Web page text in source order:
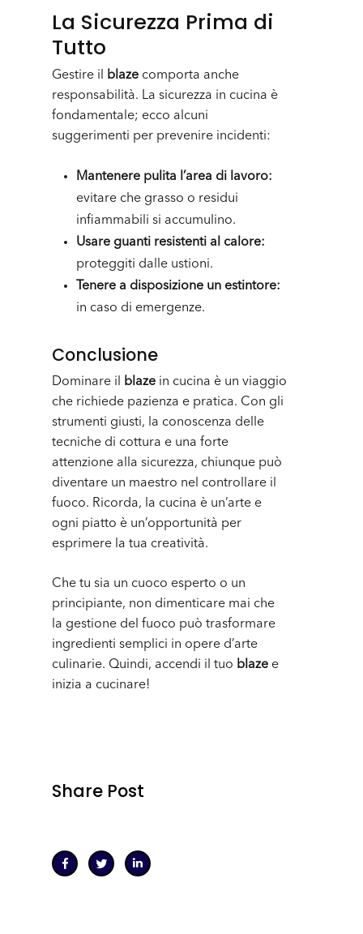
La Sicurezza Prima di
Tutto
Gestire il blaze comporta anche
responsabilità. La sicurezza in cucina è
fondamentale; ecco alcuni
suggerimenti per prevenire incidenti:
Mantenere pulita l’area di lavoro:
evitare che grasso o residui
infiammabili si accumulino.
Usare guanti resistenti al calore:
proteggiti dalle ustioni.
Tenere a disposizione un estintore:
in caso di emergenze.
Conclusione
Dominare il blaze in cucina è un viaggio
che richiede pazienza e pratica. Con gli
strumenti giusti, la conoscenza delle
tecniche di cottura e una forte
attenzione alla sicurezza, chiunque può
diventare un maestro nel controllare il
fuoco. Ricorda, la cucina è un’arte e
ogni piatto è un’opportunità per
esprimere la tua creatività.
Che tu sia un cuoco esperto o un
principiante, non dimenticare mai che
la gestione del fuoco può trasformare
ingredienti semplici in opere d’arte
culinarie. Quindi, accendi il tuo blaze e
inizia a cucinare!
Share Post